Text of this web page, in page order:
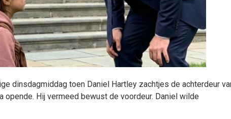
dinsdagmiddag toen Daniel Hartley zachtjes de achterdeur
opende. Hij vermeed bewust de voordeur. Daniel wilde